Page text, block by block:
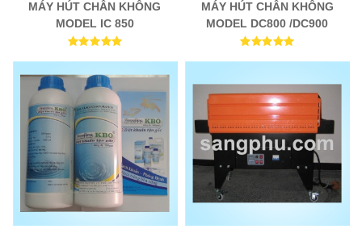
MÁY HÚT CHÂN KHÔNG
MODEL IC 850
MÁY HÚT CHÂN KHÔNG
MODEL DC800 /DC900